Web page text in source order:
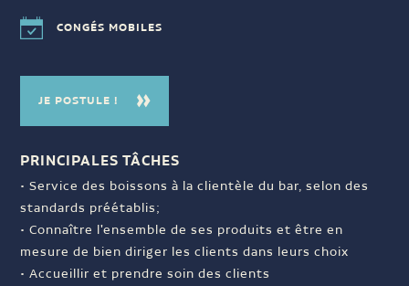
CONGÉS MOBILES
JE POSTULE !
PRINCIPALES TÂCHES
• Service des boissons à la clientèle du bar, selon des
standards préétablis;
• Connaître l'ensemble de ses produits et être en
mesure de bien diriger les clients dans leurs choix
• Accueillir et prendre soin des clients